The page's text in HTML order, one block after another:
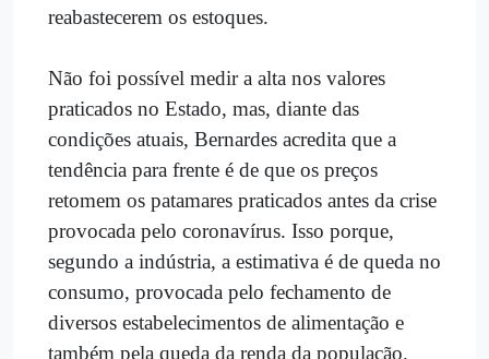
reabastecerem os estoques.
Não foi possível medir a alta nos valores
praticados no Estado, mas, diante das
condições atuais, Bernardes acredita que a
tendência para frente é de que os preços
retomem os patamares praticados antes da crise
provocada pelo coronavírus. Isso porque,
segundo a indústria, a estimativa é de queda no
consumo, provocada pelo fechamento de
diversos estabelecimentos de alimentação e
também pela queda da renda da população.